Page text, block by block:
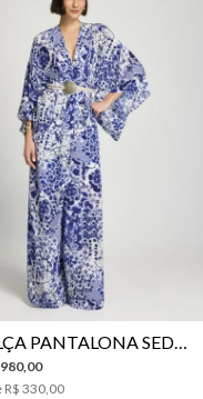
34 36 38 40
CALÇA PANTALONA SEDA LE LIS AKARI FEMININA
980,00
R$ 330,00